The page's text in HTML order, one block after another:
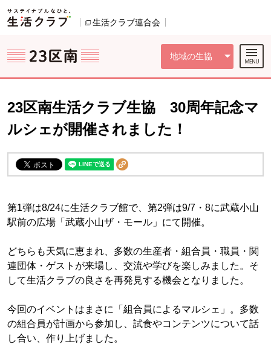
ページの先頭です。
生活クラブ連合会
地域の生協
ここからサイト内共通メニューです。
サイト内共通メニューをスキップする
サイト内共通メニューここまで。
23区南生活クラブ生協 30周年記念マ
ルシェが開催されました！
第1弾は8/24に生活クラブ館で、第2弾は9/7・8に武蔵小山
駅前の広場「武蔵小山ザ・モール」にて開催。
どちらも天気に恵まれ、多数の生産者・組合員・職員・関
連団体・ゲストが来場し、交流や学びを楽しみました。そ
して生活クラブの良さを再発見する機会となりました。
今回のイベントはまさに「組合員によるマルシェ」。多数
の組合員が計画から参加し、試食やコンテンツについて話
し合い、作り上げました。